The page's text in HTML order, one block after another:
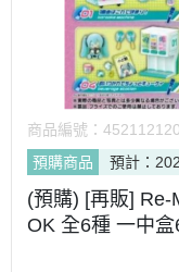
商品編號：
預購商品
預計：
(預購) [再販] Re-
OK 全6種 一中